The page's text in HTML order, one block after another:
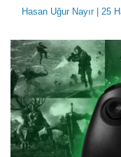
Hasan Uğur Nayır| 25